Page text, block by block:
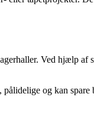
Ved hjælp
og kan